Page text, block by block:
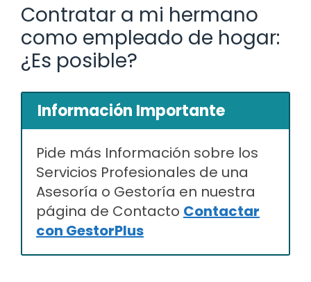
Contratar a mi hermano
como empleado de hogar:
¿Es posible?
Información Importante
Pide más Información sobre los
Servicios Profesionales de una
Asesoría o Gestoría en nuestra
página de Contacto Contactar
con GestorPlus